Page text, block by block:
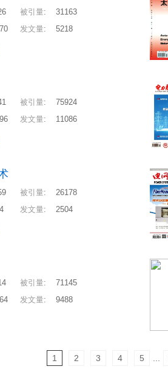
被引量:
31163
发文量: 5218
被引量:
75924
发文量: 11086
被引量:
26178
发文量: 2504
被引量:
71145
发文量: 9488
1 2 3 4 5